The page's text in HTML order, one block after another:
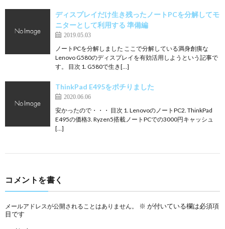
ディスプレイだけ生き残ったノートPCを分解してモ
ニターとして利用する 準備編
2019.05.03
ノートPCを分解しました ここで分解している満身創痍な
Lenovo G580のディスプレイを有効活用しようという記事で
す。 目次 1. G580で生き[…]
ThinkPad E495をポチりました
2020.06.06
安かったので・・・ 目次 1. LenovoのノートPC2. ThinkPad
E495の価格3. Ryzen5搭載ノートPCでの3000円キャッシュ
[…]
コメントを書く
メールアドレスが公開されることはありません。 ※ が付いている欄は必須項
目です